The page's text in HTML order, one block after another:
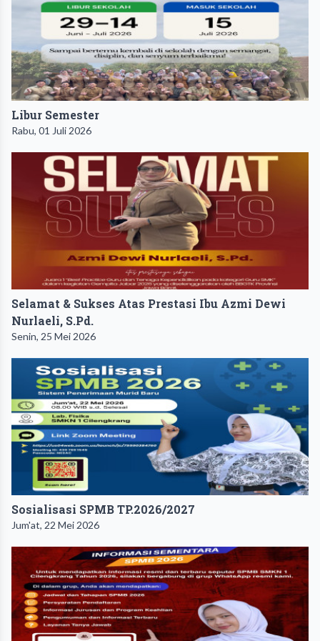
Libur Semester
Rabu, 01 Juli 2026
Selamat & Sukses Atas Prestasi Ibu Azmi Dewi
Nurlaeli, S.Pd.
Senin, 25 Mei 2026
Sosialisasi SPMB TP.2026/2027
Jum'at, 22 Mei 2026